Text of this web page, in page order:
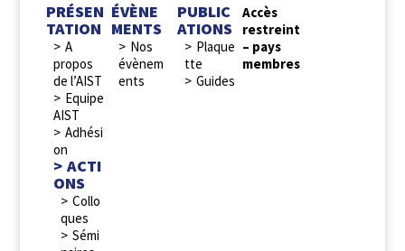
PRÉSEN
TATION
A
propos
de l’AIST
Equipe
AIST
Adhési
on
ACTI
ONS
Collo
ques
Sémi
ÉVÈNE
MENTS
Nos
évènem
ents
PUBLIC
ATIONS
Plaque
tte
Guides
Accès
restreint
– pays
membres